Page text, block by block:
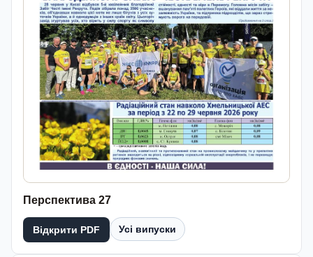
Перспектива 27
Відкрити PDF Усі випуски